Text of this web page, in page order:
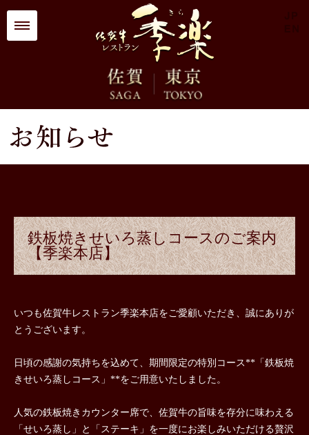
鉄板焼きせいろ蒸しコースのご案内
【季楽本店】
いつも佐賀牛レストラン季楽本店をご愛顧いただき、誠にありが
とうございます。
日頃の感謝の気持ちを込めて、期間限定の特別コース** 「鉄板焼
きせいろ蒸しコース」**をご用意いたしました。
人気の鉄板焼きカウンター席で、佐賀牛の旨味を存分に味わえる
「せいろ蒸し」と「ステーキ」を一度にお楽しみいただける贅沢